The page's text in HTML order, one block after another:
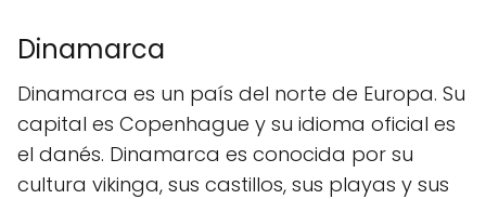
Dinamarca
Dinamarca es un país del norte de Europa. Su
capital es Copenhague y su idioma oficial es
el danés. Dinamarca es conocida por su
cultura vikinga, sus castillos, sus playas y sus